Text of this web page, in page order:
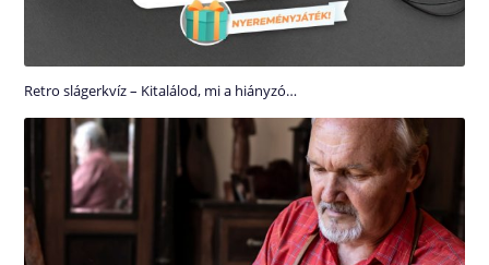
Retro slágerkvíz – Kitalálod, mi a hiányzó…